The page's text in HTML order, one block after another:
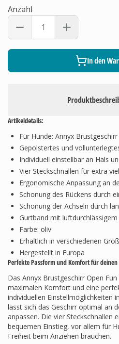
Artikeldetails:
Für Hunde: Annyx
Gepolstertes und
Individuell einstellbar an Hals
Vier Steckschnallen für extra
Ergonomische Anpassung an
Schonung des Rückens durch
Schonung der Achseln durch
Gurtband mit
Farbe: oliv
Erhältlich in verschiedenen
Hergestellt in Europa
Perfekte Passform und Komfort für
Das Annyx Brustgeschirr Open
maximalen Komfort und eine
individuellen Einstellmöglichkeiten
lässt sich das Geschirr optimal an
anpassen. Die vier Steckschnallen
bequemen Einstieg, vor allem für
Freiheit beim Anziehen brauchen.
Anzahl
In den